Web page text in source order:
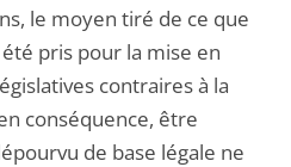
le moyen tiré de ce que
pris pour la mise en
contraires à la
conséquence, être
de base légale ne